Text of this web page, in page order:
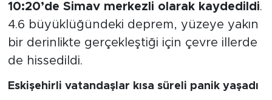
10:20’de Simav merkezli olarak kaydedildi.
4.6 büyüklüğündeki deprem, yüzeye yakın
bir derinlikte gerçekleştiği için çevre illerde
de hissedildi.
Eskişehirli vatandaşlar kısa süreli panik yaşadı